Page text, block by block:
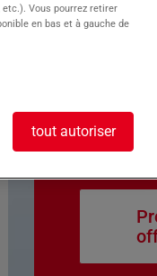
Votre
CDD ou
nos
formulaire
offre
etc.). Vous pourrez retirer
en bas et à gauche de
tout autoriser